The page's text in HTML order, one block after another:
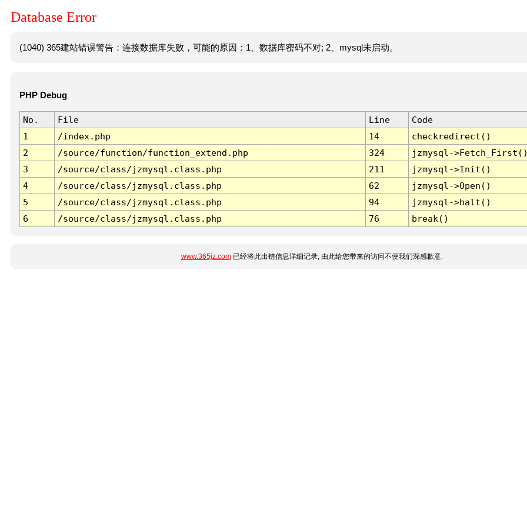
Database Error
(1040) 365建站错误警告：连接数据库失败，可能的原因：1、数据库密码不对; 2、mysql未启动。
PHP Debug
No. File Line
Code
1
/index.php 14
checkredirect()
2
/source/function/function_extend.php 324
jzmysql-
3
/source/class/jzmysql.class.php 211
jzmysql->Init()
4
/source/class/jzmysql.class.php 62
jzmysql->Open()
5
/source/class/jzmysql.class.php 94
jzmysql->halt()
6
/source/class/jzmysql.class.php 76 break()
www.365jz.com已经将此出错信息详细记录, 由此给您带来的访问不便我们深感歉意.